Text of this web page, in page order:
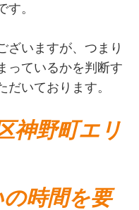
。
ざいますが、つまり
っているかを判断す
だいております。
神野町エリ
時間を要